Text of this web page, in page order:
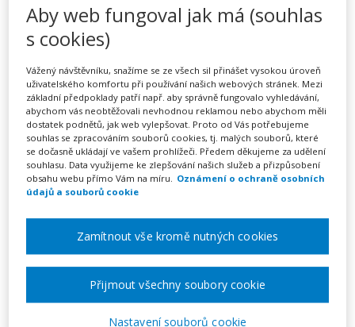
TERMÍN
na klíč
MÍSTO
Celá ČR
16900 Kč
Zobrazit akci na webu pořadatele
Aby web fungoval jak má (souhlas
s cookies)
Vážený návštěvníku, snažíme se ze všech sil přinášet vysokou úroveň
uživatelského komfortu při používání našich webových stránek. Mezi
základní předpoklady patří např. aby správně fungovalo vyhledávání,
abychom vás neobtěžovali nevhodnou reklamou nebo abychom měli
dostatek podnětů, jak web vylepšovat. Proto od Vás potřebujeme
souhlas se zpracováním souborů cookies, tj. malých souborů, které
se dočasně ukládají ve vašem prohlížeči. Předem děkujeme za udělení
souhlasu. Data využijeme ke zlepšování našich služeb a přizpůsobení
obsahu webu přímo Vám na míru.
Oznámení o ochraně osobních
údajů a souborů cookie
Nastavení souborů cookie
Zamítnout vše kromě nutných cookies
Přijmout všechny soubory cookie